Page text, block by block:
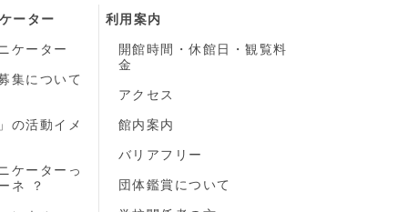
ーター
ケーター
集について
の活動イメ
ケーターっ
ネ ？
利用案内
開館時間・休館日・観覧料
金
アクセス
館内案内
バリアフリー
団体鑑賞について